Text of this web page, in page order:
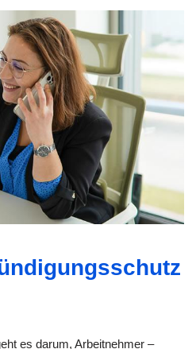
es darum, Arbeitnehmer –